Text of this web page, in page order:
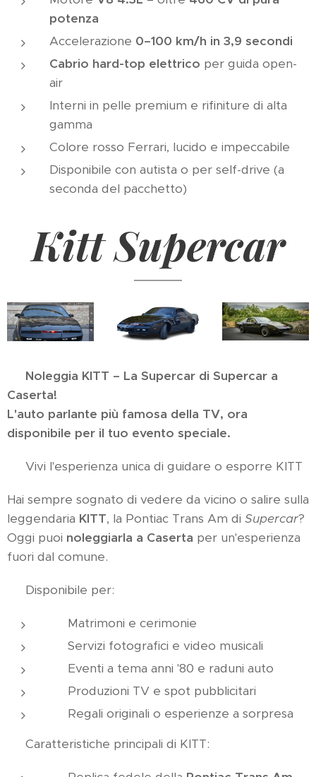
potenza
Accelerazione 0–100 km/h in 3,9 secondi
Cabrio hard-top elettrico per guida open-
air
Interni in pelle premium e rifiniture di alta
gamma
Colore rosso Ferrari, lucido e impeccabile
Disponibile con autista o per self-drive (a
seconda del pacchetto)
Kitt Supercar
Noleggia KITT – La Supercar di Supercar a
Caserta!
L'auto parlante più famosa della TV, ora
disponibile per il tuo evento speciale.
🚘 Vivi l'esperienza unica di guidare o esporre KITT
Hai sempre sognato di vedere da vicino o salire sulla
leggendaria KITT, la Pontiac Trans Am di Supercar?
Oggi puoi noleggiarla a Caserta per un'esperienza
fuori dal comune.
✅ Disponibile per:
🎉 Matrimoni e cerimonie
📸 Servizi fotografici e video musicali
🏁 Eventi a tema anni '80 e raduni auto
🎥 Produzioni TV e spot pubblicitari
🎁 Regali originali o esperienze a sorpresa
✨ Caratteristiche principali di KITT: